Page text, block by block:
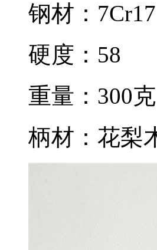
钢材：7Cr17
硬度：58
重量：300克
柄材：花梨